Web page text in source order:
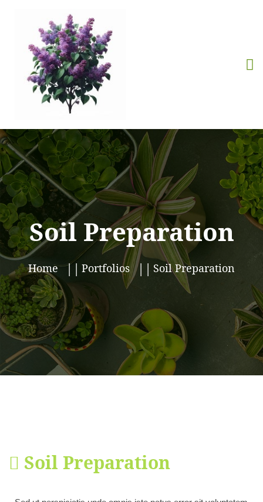
Soil Preparation
Home Portfolios Soil Preparation
Soil Preparation